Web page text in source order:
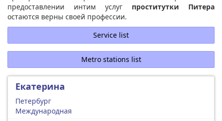
предоставлении интим услуг проститутки Питера
остаются верны своей профессии.
Service list
Екатерина
Петербург
Международная
Metro stations list